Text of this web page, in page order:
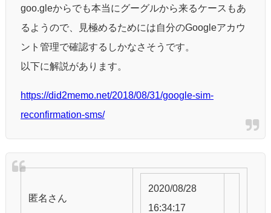
goo.gleからでも本当にグーグルから来るケースもあ
るようので、見極めるためには自分のGoogleアカウ
ント管理で確認するしかなさそうです。
以下に解説があります。
https://did2memo.net/2018/08/31/google-sim-
reconfirmation-sms/
匿名 さん
2020/08/28
16:34:17